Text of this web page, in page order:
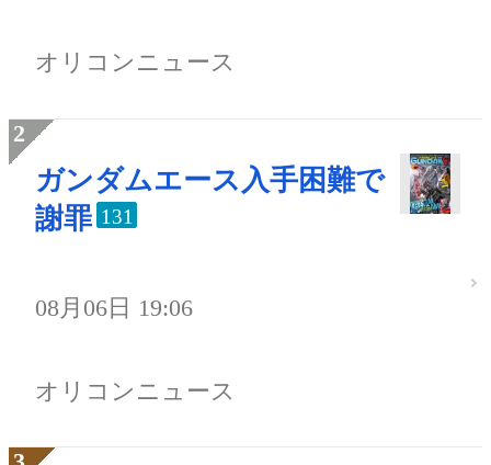
オリコンニュース
ガンダムエース入手困難で
謝罪 131
08月06日 19:06
オリコンニュース